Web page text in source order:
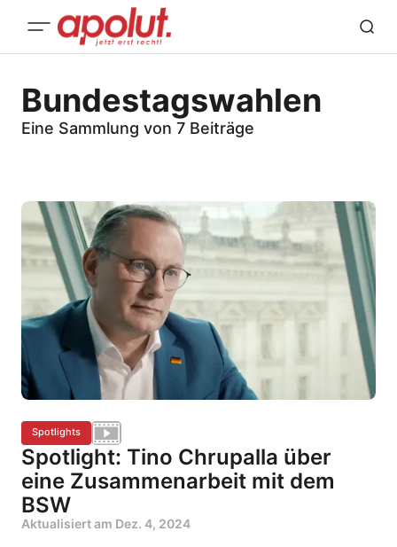
Bundestagswahlen
Eine Sammlung von 7 Beiträge
Spotlights
Spotlight: Tino Chrupalla über
eine Zusammenarbeit mit dem
BSW
Aktualisiert am Dez. 4, 2024